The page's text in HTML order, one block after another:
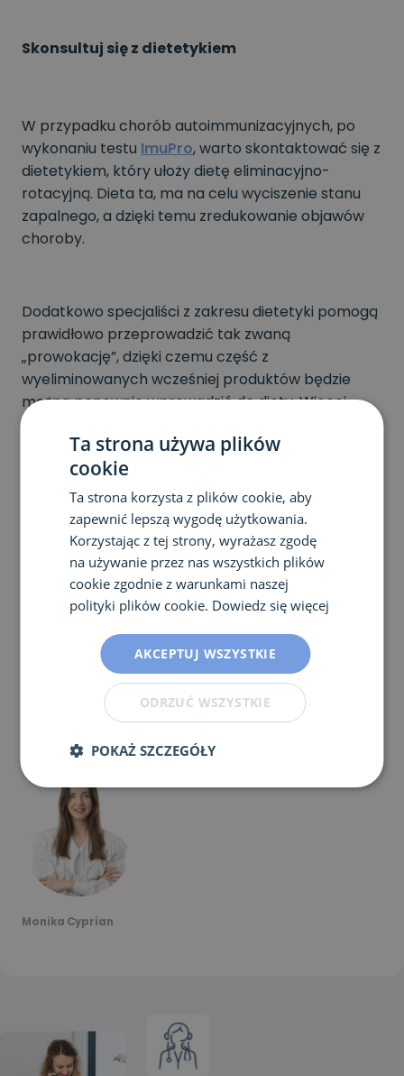
Skonsultuj się z dietetykiem
W przypadku chorób autoimmunizacyjnych, po
wykonaniu testu ImuPro, warto skontaktować się z
dietetykiem, który ułoży dietę eliminacyjno-
rotacyjną. Dieta ta, ma na celu wyciszenie stanu
zapalnego, a dzięki temu zredukowanie objawów
choroby.
Dodatkowo specjaliści z zakresu dietetyki pomogą
prawidłowo przeprowadzić tak zwaną
„prowokację”, dzięki czemu część z
wyeliminowanych wcześniej produktów będzie
można ponownie wprowadzić do diety. Więcej
informacji o konsultacjach dietetycznych
znajdziesz tutaj.
Monika Cyprian
Ta strona używa plików
cookie
Ta strona korzysta z plików cookie, aby
zapewnić lepszą wygodę użytkowania.
Korzystając z tej strony, wyrażasz zgodę
na używanie przez nas wszystkich plików
cookie zgodnie z warunkami naszej
polityki plików cookie. Dowiedz się więcej
AKCEPTUJ WSZYSTKIE
ODRZUĆ WSZYSTKIE
POKAŻ SZCZEGÓŁY